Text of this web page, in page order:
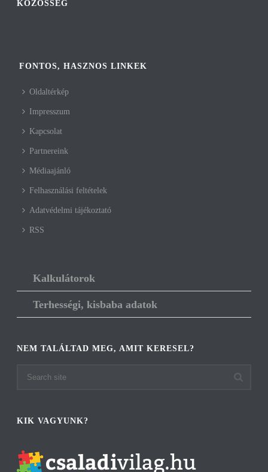
KÖZÖSSÉG
FONTOS, HASZNOS LINKEK
Oldaltérkép
Impresszum
Kapcsolat
Partnereink
Médiaajánló
Felhasználási feltételek
Adatvédelmi tájékoztató
RSS
Kalkulátorok
Terhességi, kisbaba adatok
NEM TALÁLTAD MEG, AMIT KERESEL?
KIK VAGYUNK?